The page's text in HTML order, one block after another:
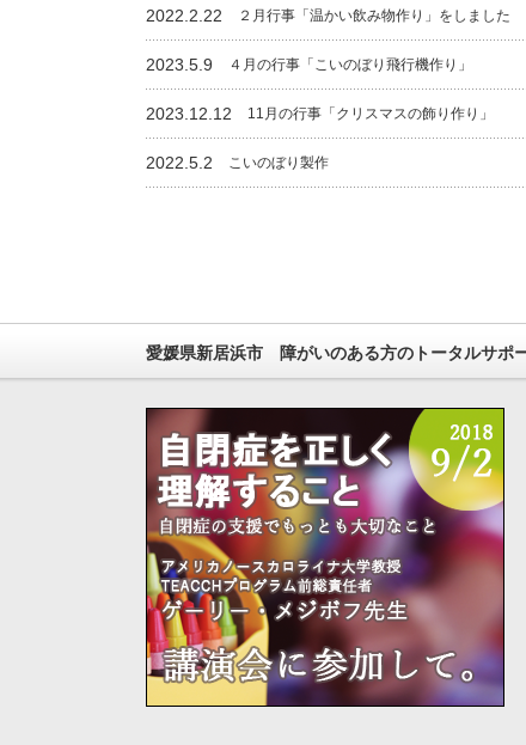
2022.2.22 ２月行事「温かい飲み物作り」をしました
2023.5.9 ４月の行事「こいのぼり飛行機作り」
2023.12.12 11月の行事「クリスマスの飾り作り」
2022.5.2 こいのぼり製作
愛媛県新居浜市 障がいのある方のトータルサポ